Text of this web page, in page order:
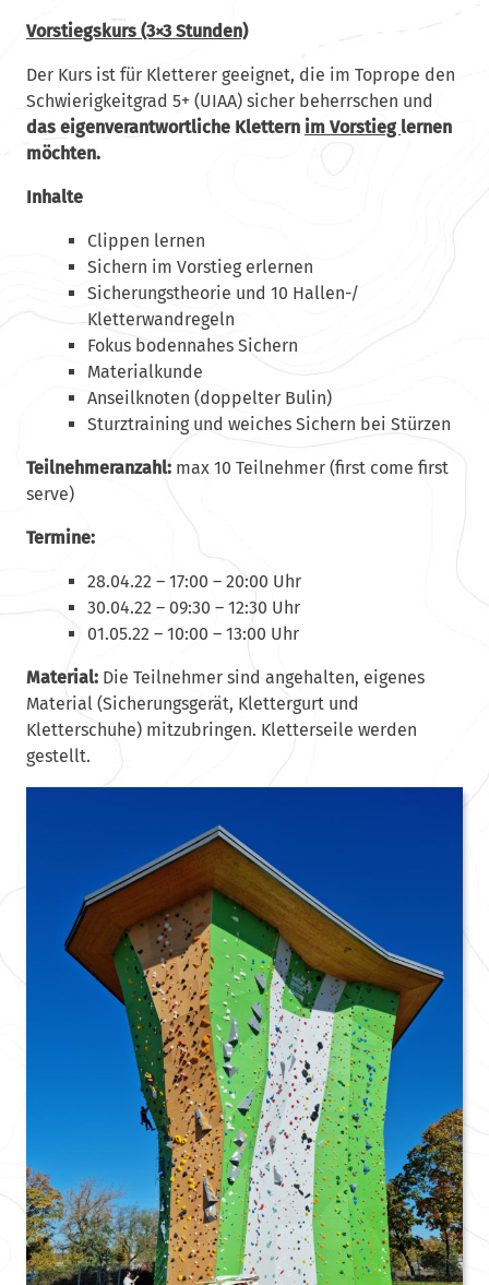
Vorstiegskurs (3×3 Stunden)
Der Kurs ist für Kletterer geeignet, die im Toprope den
Schwierigkeitgrad 5+ (UIAA) sicher beherrschen und
das eigenverantwortliche Klettern im Vorstieg lernen
möchten.
Inhalte
Clippen lernen
Sichern im Vorstieg erlernen
Sicherungstheorie und 10 Hallen-/
Kletterwandregeln
Fokus bodennahes Sichern
Materialkunde
Anseilknoten (doppelter Bulin)
Sturztraining und weiches Sichern bei Stürzen
Teilnehmeranzahl: max 10 Teilnehmer (first come first
serve)
Termine:
28.04.22 – 17:00 – 20:00 Uhr
30.04.22 – 09:30 – 12:30 Uhr
01.05.22 – 10:00 – 13:00 Uhr
Material: Die Teilnehmer sind angehalten, eigenes
Material (Sicherungsgerät, Klettergurt und
Kletterschuhe) mitzubringen. Kletterseile werden
gestellt.